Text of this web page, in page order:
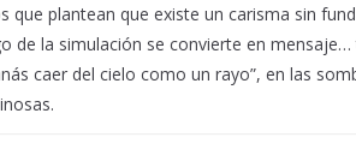
que plantean que existe un carisma sin
de la simulación se convierte en
caer del cielo como un rayo”, en las